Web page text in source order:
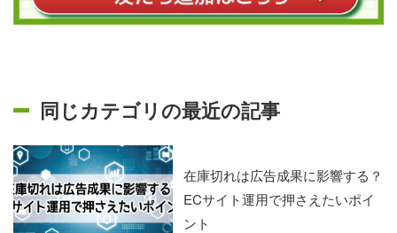
同じカテゴリの最近の記事
在庫切れは広告成果に影響する？
ECサイト運用で押さえたいポイ
ント